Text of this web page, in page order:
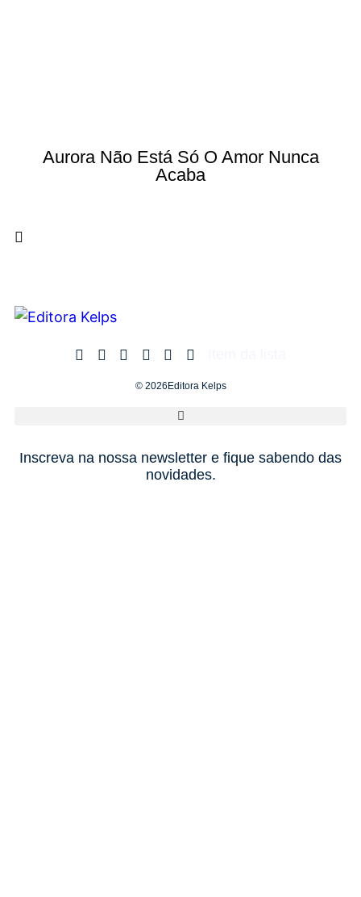
Aurora Não Está Só O Amor Nunca
Acaba
© 2026Editora Kelps
Inscreva na nossa newsletter e fique sabendo das
novidades.